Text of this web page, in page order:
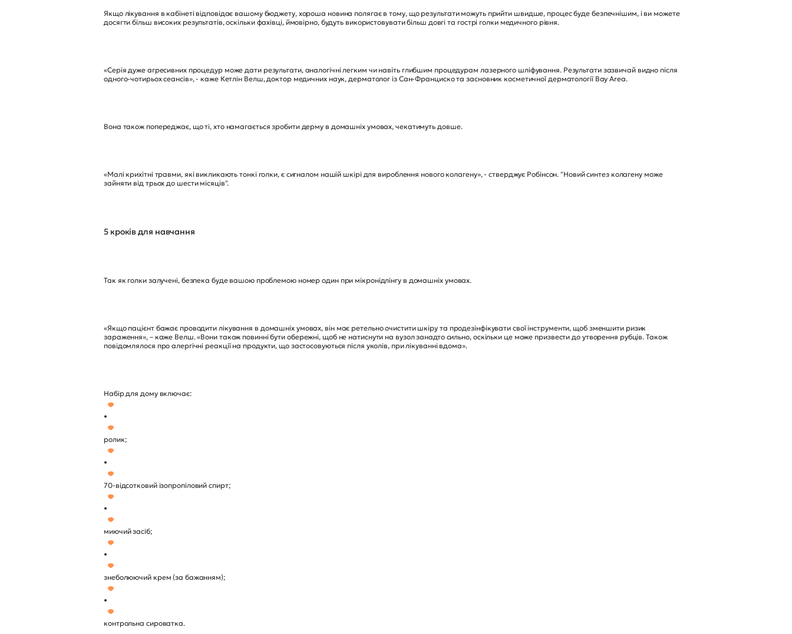
Якщо лікування в кабінеті відповідає вашому бюджету, хороша новина полягає в тому, що результати можуть прийти швидше, процес буде безпечнішим, і ви можете
досягти більш високих результатів, оскільки фахівці, ймовірно, будуть використовувати більш довгі та гострі голки медичного рівня.
«Серія дуже агресивних процедур може дати результати, аналогічні легким чи навіть глибшим процедурам лазерного шліфування. Результати зазвичай видно після
одного-чотирьох сеансів», - каже Кетлін Велш, доктор медичних наук, дерматолог із Сан-Франциско та засновник косметичної дерматології Bay Area.
Вона також попереджає, що ті, хто намагається зробити дерму в домашніх умовах, чекатимуть довше.
«Малі крихітні травми, які викликають тонкі голки, є сигналом нашій шкірі для вироблення нового колагену», - стверджує Робінсон. "Новий синтез колагену може
зайняти від трьох до шести місяців".
5 кроків для навчання
Так як голки залучені, безпека буде вашою проблемою номер один при мікронідлінгу в домашніх умовах.
«Якщо пацієнт бажає проводити лікування в домашніх умовах, він має ретельно очистити шкіру та продезінфікувати свої інструменти, щоб зменшити ризик
зараження», – каже Велш. «Вони також повинні бути обережні, щоб не натиснути на вузол занадто сильно, оскільки це може призвести до утворення рубців. Також
повідомлялося про алергічні реакції на продукти, що застосовуються після уколів, при лікуванні вдома».
Набір для дому включає:
•
ролик;
•
70-відсотковий ізопропіловий спирт;
•
миючий засіб;
•
знеболюючий крем (за бажанням);
•
контрольна сироватка.